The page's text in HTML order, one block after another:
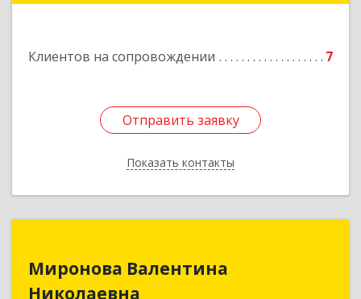
Клиентов на сопровождении 7
Отправить заявку
Показать контакты
Отправить заявку
Назад
Миронова Валентина
Николаевна
Николаевна